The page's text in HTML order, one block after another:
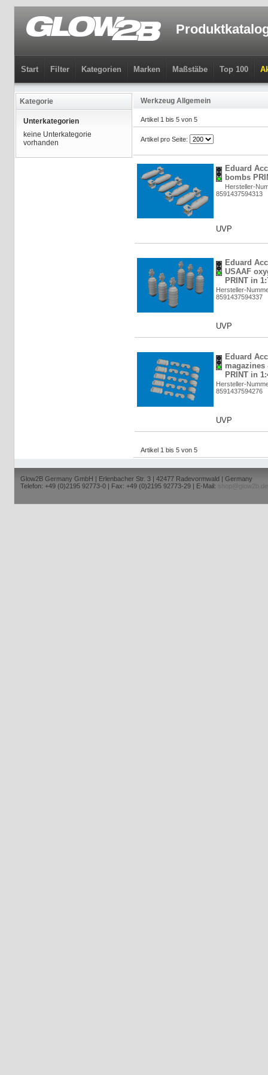
Start Filter Kategorien Marken Maßstäbe Top 100
Kategorie
Unterkategorien
keine Unterkategorie
vorhanden
Werkzeug Allgemein
Artikel 1 bis 5 von 5
Artikel pro Seite:
Eduard
bombs
Hersteller-
8591437594313
UVP
Eduard
USAAF
PRINT in
Hersteller-
8591437594337
UVP
Eduard
magazines
PRINT in
Hersteller-
8591437594276
UVP
Artikel 1 bis 5 von 5
Glow2B Germany GmbH | Erlenbacher Str. 3 | 42477 Radevormwald | Germany
Telefon: +49 (0)2195 92773-0 | Fax: +49 (0)2195 92773-29 | E-Mail:
shop@glow2b.de